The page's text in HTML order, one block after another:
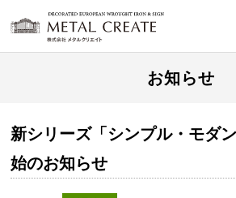
お知らせ
新シリーズ「シンプル・モダ
始のお知らせ